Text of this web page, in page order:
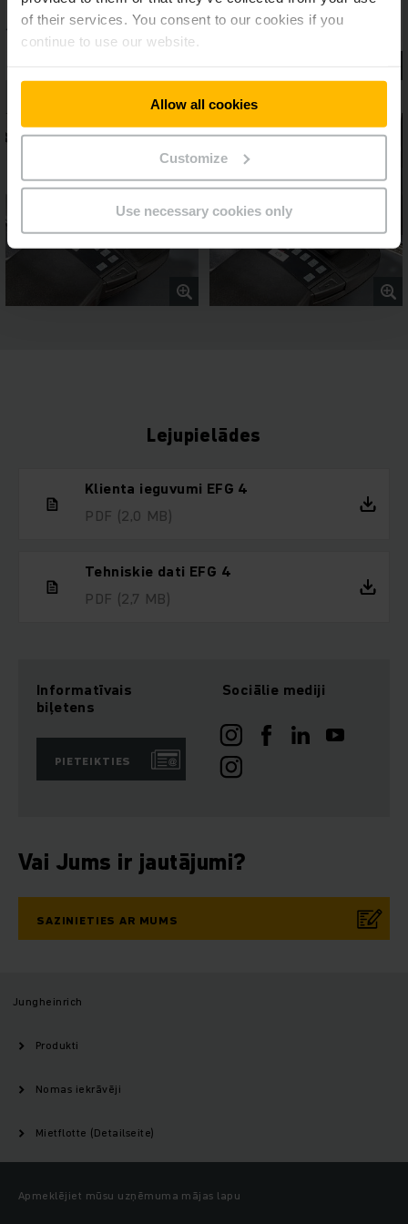
of their services. You consent to our cookies if you
continue to use our website.
Allow all cookies
Customize
Use necessary cookies only
Lejupielādes
Klienta ieguvumi EFG 4
PDF (2,0 MB)
Tehniskie dati EFG 4
PDF (2,7 MB)
Informatīvais
biļetens
PIETEIKTIES
Sociālie mediji
Vai Jums ir jautājumi?
SAZINIETIES AR MUMS
Jungheinrich
Produkti
Nomas iekrāvēji
Mietflotte (Detailseite)
Apmeklējiet mūsu uzņēmuma mājas lapu